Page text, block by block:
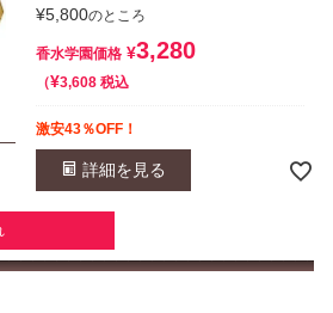
¥5,800のところ
香水学園価格 ¥3,280
¥3,608 税込
激安43％OFF！
詳細を見る